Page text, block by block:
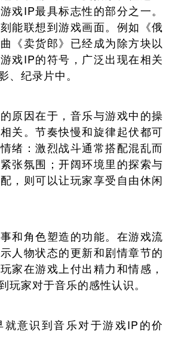
戏IP最具标志性的部分之一。
能联想到游戏画面。例如《俄
《卖货郎》已经成为除方块以
戏IP的符号，广泛出现在相关
、纪录片中。
原因在于，音乐与游戏中的操
关。节奏快慢和旋律起伏都可
绪：激烈战斗通常搭配混乱而
张氛围；开阔环境里的探索与
，则可以让玩家享受自由休闲
和角色塑造的功能。在游戏流
人物状态的更新和剧情章节的
家在游戏上付出精力和情感，
玩家对于音乐的感性认识。
意识到音乐对于游戏IP的价